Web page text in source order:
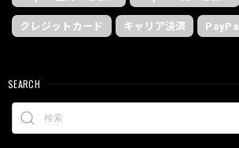
クレジットカード キャリア決済 PayPal
SEARCH